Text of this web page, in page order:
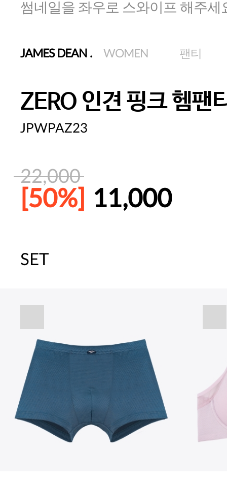
썸네일을 좌우로 스와이프 해주세
JAMES DEAN . WOMEN 팬티
ZERO 인견 핑크 헴팬
JPWPAZ23
22,000
[50%] 11,000
주말특가 20%(8.7~8.9)/5만원 이
[썸머블프] 2만원 할인 쿠폰(8.1~31)
속옷 교체 10% 쿠폰(8.1~31)/7만
SET